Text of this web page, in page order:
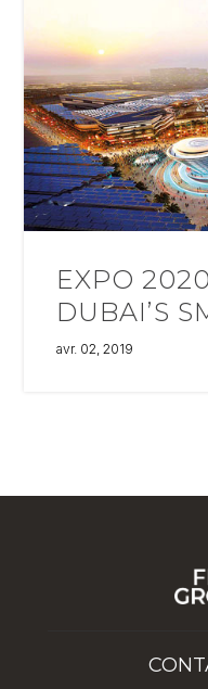
EXPO
DUBAI’S
avr. 02, 2019